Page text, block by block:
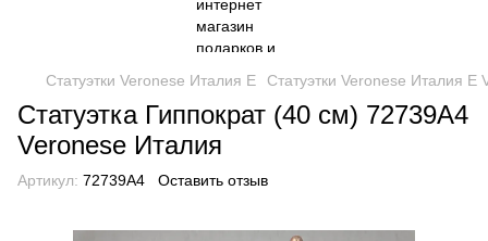
Статуэтки Veronese Италия Е Статуэтки Veronese Италия Е
Статуэтка Гиппократ (40 см) 72739A4
Veronese Италия
Артикул: 72739A4 Оставить отзыв